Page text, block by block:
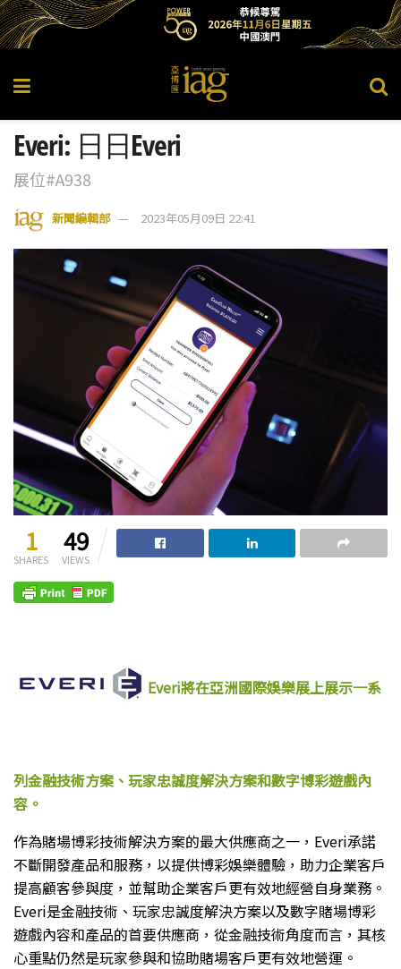
Everi: 日日Everi
展位#A938
新聞編輯部 2023年05月09日 22:41
1
SHARES
49
VIEWS
Everi將在亞洲國際娛樂展上展示一系
列金融技術方案、玩家忠誠度解決方案和數字博彩遊戲內
容。
作為賭場博彩技術解決方案的最大供應商之一，Everi承諾
不斷開發產品和服務，以提供博彩娛樂體驗，助力企業客戶
提高顧客參與度，並幫助企業客戶更有效地經營自身業務。
Everi是金融技術、玩家忠誠度解決方案以及數字賭場博彩
遊戲內容和產品的首要供應商，從金融技術角度而言，其核
心重點仍然是玩家參與和協助賭場客戶更有效地營運。